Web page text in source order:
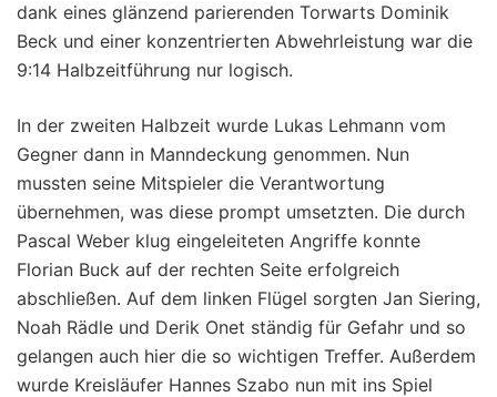
dank eines glänzend parierenden Torwarts Dominik
Beck und einer konzentrierten Abwehrleistung war die
9:14 Halbzeitführung nur logisch.
In der zweiten Halbzeit wurde Lukas Lehmann vom
Gegner dann in Manndeckung genommen. Nun
mussten seine Mitspieler die Verantwortung
übernehmen, was diese prompt umsetzten. Die durch
Pascal Weber klug eingeleiteten Angriffe konnte
Florian Buck auf der rechten Seite erfolgreich
abschließen. Auf dem linken Flügel sorgten Jan Siering,
Noah Rädle und Derik Onet ständig für Gefahr und so
gelangen auch hier die so wichtigen Treffer. Außerdem
wurde Kreisläufer Hannes Szabo nun mit ins Spiel